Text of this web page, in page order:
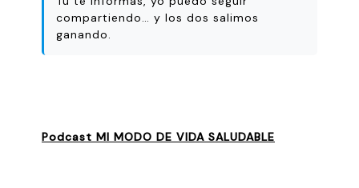
compartiendo… y los dos salimos
ganando.
Podcast MI MODO DE VIDA SALUDABLE